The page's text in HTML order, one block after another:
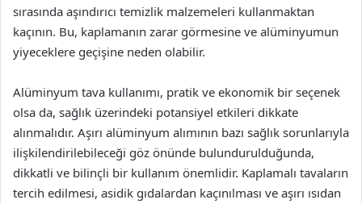
sırasında aşındırıcı temizlik malzemeleri kullanmaktan
kaçının. Bu, kaplamanın zarar görmesine ve alüminyumun
yiyeceklere geçişine neden olabilir.
Alüminyum tava kullanımı, pratik ve ekonomik bir seçenek
olsa da, sağlık üzerindeki potansiyel etkileri dikkate
alınmalıdır. Aşırı alüminyum alımının bazı sağlık sorunlarıyla
ilişkilendirilebileceği göz önünde bulundurulduğunda,
dikkatli ve bilinçli bir kullanım önemlidir. Kaplamalı tavaların
tercih edilmesi, asidik gıdalardan kaçınılması ve aşırı ısıdan